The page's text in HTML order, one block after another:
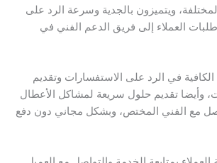
ويتميزون بالجدية وسرعة الرد على
العملاء إلى فريق الدعم الفني في
الكافية في الرد على الاستفسارات وتقديم
وأيضا تقديم حلول سريعة لمشاكل الأعطال
مع الفني المختص، وبشكل مجاني دون دفع